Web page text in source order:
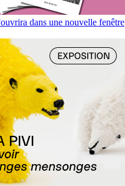
dans une nouvelle fenêtre